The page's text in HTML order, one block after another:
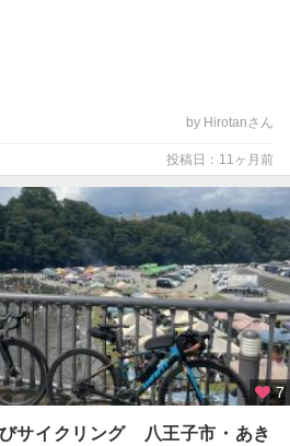
by Hirotanさん
投稿日：11ヶ月前
7
サイクリング 八王子市・あき